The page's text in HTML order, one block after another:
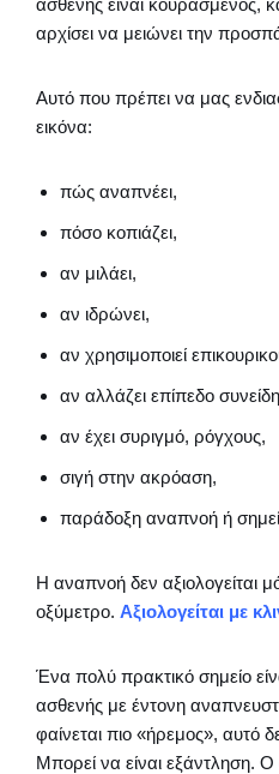
ασθενής είναι κουρασμένος,
αρχίσει να μειώνει την
Αυτό που πρέπει να μας
εικόνα:
πώς αναπνέει,
πόσο κοπιάζει,
αν μιλάει,
αν ιδρώνει,
αν χρησιμοποιεί
αν αλλάζει επίπεδο
αν έχει συριγμό, ρόγχους,
σιγή στην ακρόαση,
παράδοξη αναπνοή ή
Η αναπνοή δεν αξιολογείται
οξύμετρο. Αξιολογείται με
Ένα πολύ πρακτικό σημείο
ασθενής με έντονη
φαίνεται πιο «ήρεμος», αυτό
Μπορεί να είναι εξάντληση.